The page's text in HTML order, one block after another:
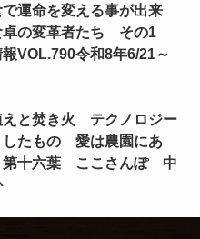
運命を変える事が出来
卓の変革者たち その1
VOL.790令和8年6/21～
と焚き火 テクノロジー
したもの 愛は農園にあ
十六葉 ここさんぽ 中